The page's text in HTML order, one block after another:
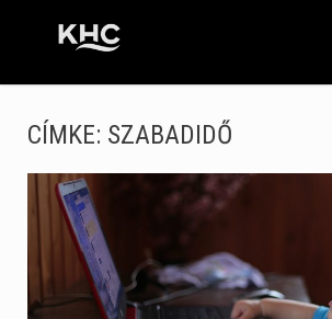
CÍMKE: SZABADIDŐ